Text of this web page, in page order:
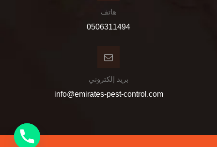
هاتف
0506311494
بريد إلكتروني
info@emirates-pest-control.com